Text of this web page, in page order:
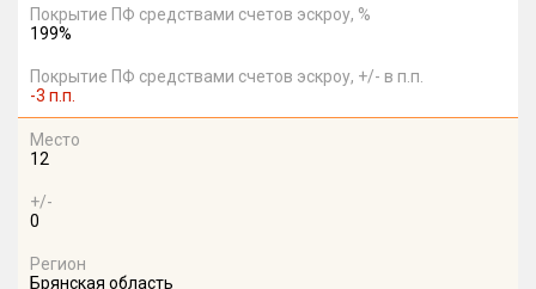
Покрытие ПФ средствами счетов эскроу, %
199%
Покрытие ПФ средствами счетов эскроу, +/- в п.п.
-3 п.п.
Место
12
+/-
0
Регион
Брянская область